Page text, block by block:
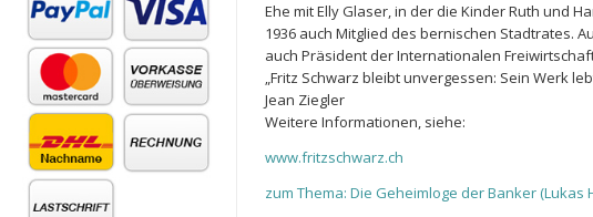
Ehe mit Elly Glaser, in der die Kinder Ruth und
1936 auch Mitglied des bernischen Stadtrates.
auch Präsident der Internationalen
„Fritz Schwarz bleibt unvergessen: Sein Werk
Jean Ziegler
Weitere Informationen, siehe:
www.fritzschwarz.ch
zum Thema: Die Geheimloge der Banker (Lukas